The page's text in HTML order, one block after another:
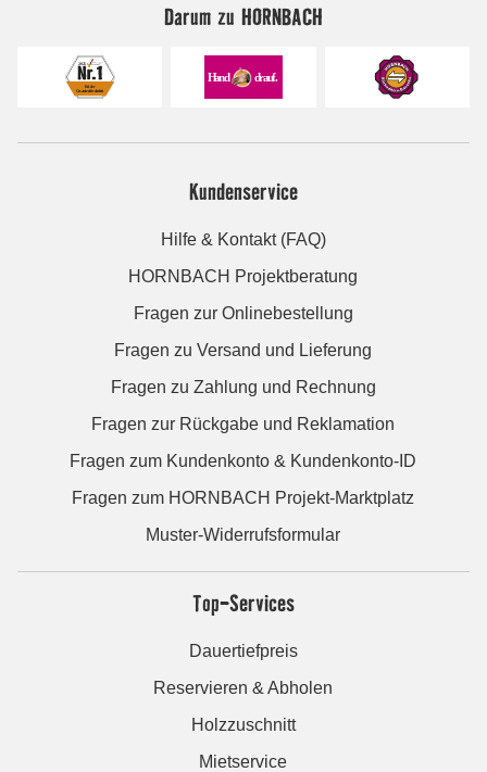
Darum zu HORNBACH
Kundenservice
Hilfe & Kontakt (FAQ)
HORNBACH Projektberatung
Fragen zur Onlinebestellung
Fragen zu Versand und Lieferung
Fragen zu Zahlung und Rechnung
Fragen zur Rückgabe und Reklamation
Fragen zum Kundenkonto & Kundenkonto-ID
Fragen zum HORNBACH Projekt-Marktplatz
Muster-Widerrufsformular
Top-Services
Dauertiefpreis
Reservieren & Abholen
Holzzuschnitt
Mietservice